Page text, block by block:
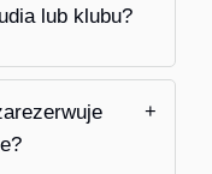
lub klubu?